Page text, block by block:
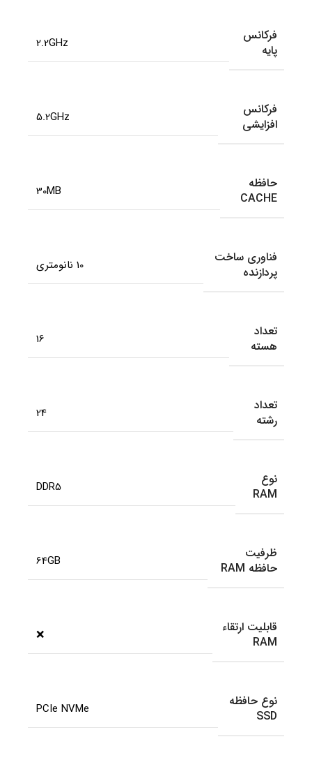
فرکانس
پایه
2.2GHz
فرکانس
افزایشی
5.2GHz
حافظه
CACHE
30MB
فناوری ساخت
پردازنده
10 نانومتری
تعداد
هسته
16
تعداد
رشته
24
نوع
RAM
DDR5
ظرفیت
حافظه RAM
64GB
قابلیت ارتقاء
RAM
❌
نوع حافظه
SSD
PCIe NVMe